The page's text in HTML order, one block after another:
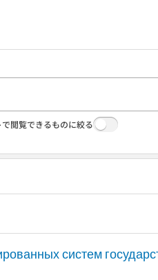
閲覧できるものに絞る
систем